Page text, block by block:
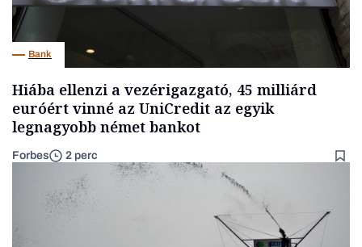
Bank
Hiába ellenzi a vezérigazgató, 45 milliárd
euróért vinné az UniCredit az egyik
legnagyobb német bankot
Forbes 2 perc